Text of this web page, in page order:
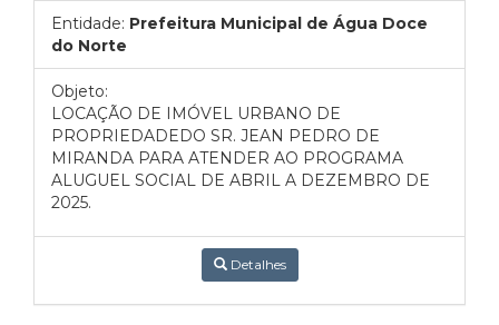
Entidade: Prefeitura Municipal de Água Doce
do Norte
Objeto:
LOCAÇÃO DE IMÓVEL URBANO DE
PROPRIEDADEDO SR. JEAN PEDRO DE
MIRANDA PARA ATENDER AO PROGRAMA
ALUGUEL SOCIAL DE ABRIL A DEZEMBRO DE
2025.
Detalhes